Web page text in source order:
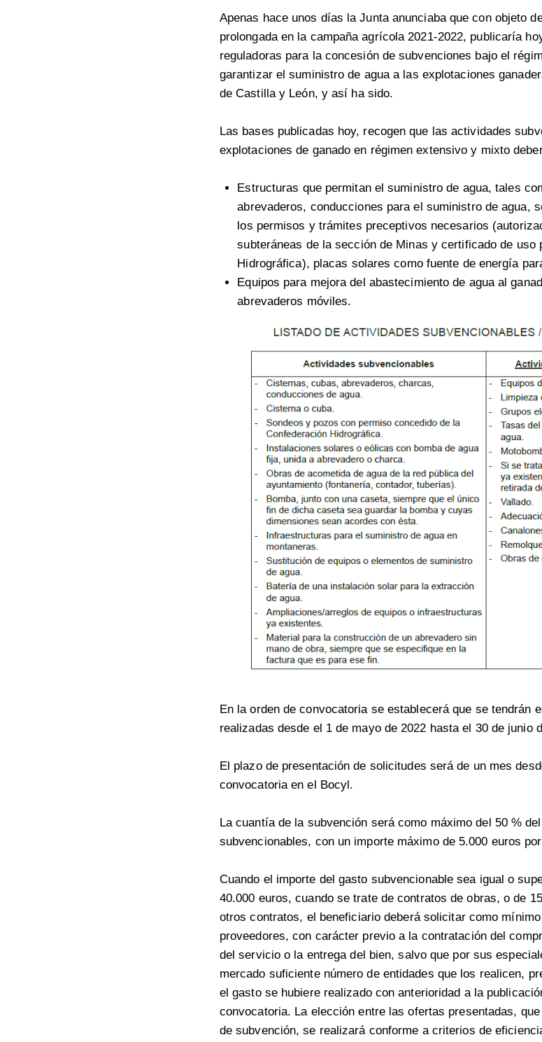
Apenas hace unos días la Junta anunciaba que con objeto
prolongada en la campaña agrícola 2021-2022, publicaría
reguladoras para la concesión de subvenciones bajo el
garantizar el suministro de agua a las explotaciones
de Castilla y León, y así ha sido.
Las bases publicadas hoy, recogen que las actividades
explotaciones de ganado en régimen extensivo y mixto
Estructuras que permitan el suministro de agua, tales
abrevaderos, conducciones para el suministro de agua,
los permisos y trámites preceptivos necesarios
subteráneas de la sección de Minas y certificado de uso
Hidrográfica), placas solares como fuente de energía
Equipos para mejora del abastecimiento de agua al
abrevaderos móviles.
En la orden de convocatoria se establecerá que se tendrán
realizadas desde el 1 de mayo de 2022 hasta el 30 de junio
El plazo de presentación de solicitudes será de un mes
convocatoria en el Bocyl.
La cuantía de la subvención será como máximo del 50 %
subvencionables, con un importe máximo de 5.000 euros
Cuando el importe del gasto subvencionable sea igual o
40.000 euros, cuando se trate de contratos de obras, o de
otros contratos, el beneficiario deberá solicitar como
proveedores, con carácter previo a la contratación del
del servicio o la entrega del bien, salvo que por sus
mercado suficiente número de entidades que los realicen,
el gasto se hubiere realizado con anterioridad a la
convocatoria. La elección entre las ofertas presentadas,
de subvención, se realizará conforme a criterios de